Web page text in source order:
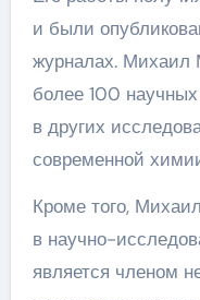
и были
журналах. Михаил
более 100
в других
современной
Кроме того,
в научно-
является членом